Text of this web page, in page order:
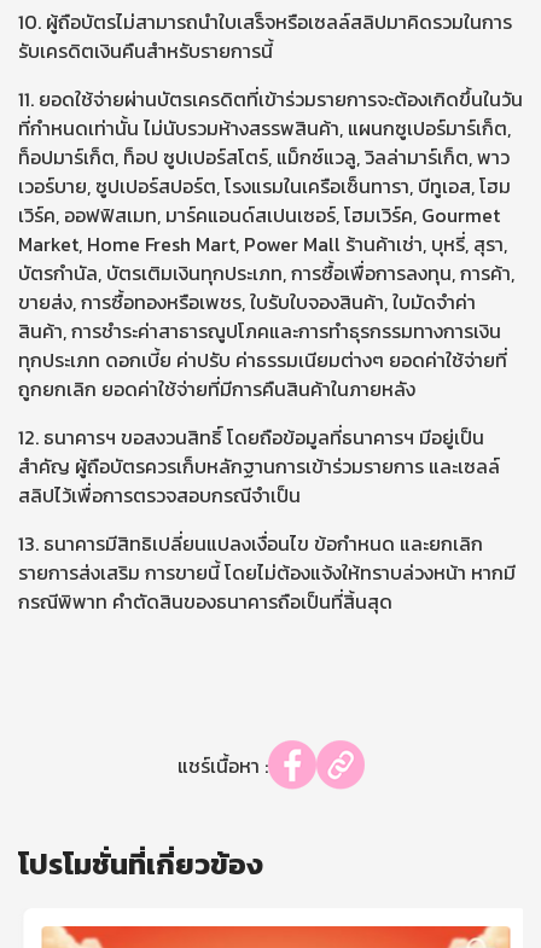
10. ผู้ถือบัตรไม่สามารถนำใบเสร็จหรือเซลล์สลิปมาคิดรวมในการ
รับเครดิตเงินคืนสำหรับรายการนี้
11. ยอดใช้จ่ายผ่านบัตรเครดิตที่เข้าร่วมรายการจะต้องเกิดขึ้นในวัน
ที่กำหนดเท่านั้น ไม่นับรวมห้างสรรพสินค้า, แผนกซูเปอร์มาร์เก็ต,
ท็อปมาร์เก็ต, ท็อป ซูปเปอร์สโตร์, แม็กซ์แวลู, วิลล่ามาร์เก็ต, พาว
เวอร์บาย, ซูปเปอร์สปอร์ต, โรงแรมในเครือเซ็นทารา, บีทูเอส, โฮม
เวิร์ค, ออฟฟิสเมท, มาร์คแอนด์สเปนเซอร์, โฮมเวิร์ค, Gourmet
Market, Home Fresh Mart, Power Mall ร้านค้าเช่า, บุหรี่, สุรา,
บัตรกำนัล, บัตรเติมเงินทุกประเภท, การซื้อเพื่อการลงทุน, การค้า,
ขายส่ง, การซื้อทองหรือเพชร, ใบรับใบจองสินค้า, ใบมัดจำค่า
สินค้า, การชำระค่าสาธารณูปโภคและการทำธุรกรรมทางการเงิน
ทุกประเภท ดอกเบี้ย ค่าปรับ ค่าธรรมเนียมต่างๆ ยอดค่าใช้จ่ายที่
ถูกยกเลิก ยอดค่าใช้จ่ายที่มีการคืนสินค้าในภายหลัง
12. ธนาคารฯ ขอสงวนสิทธิ์ โดยถือข้อมูลที่ธนาคารฯ มีอยู่เป็น
สำคัญ ผู้ถือบัตรควรเก็บหลักฐานการเข้าร่วมรายการ และเซลล์
สลิปไว้เพื่อการตรวจสอบกรณีจำเป็น
13. ธนาคารมีสิทธิเปลี่ยนแปลงเงื่อนไข ข้อกำหนด และยกเลิก
รายการส่งเสริม การขายนี้ โดยไม่ต้องแจ้งให้ทราบล่วงหน้า หากมี
กรณีพิพาท คำตัดสินของธนาคารถือเป็นที่สิ้นสุด
แชร์เนื้อหา :
โปรโมชั่นที่เกี่ยวข้อง